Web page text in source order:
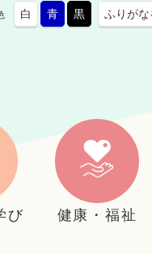
白 青 黒 ふりがな
び 健康・福祉